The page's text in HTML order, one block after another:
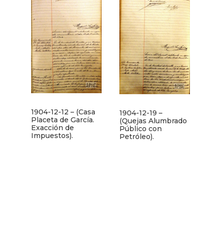
1904-12-12 – (Casa
Placeta de García.
Exacción de
Impuestos).
1904-12-19 –
(Quejas Alumbrado
Público con
Petróleo).